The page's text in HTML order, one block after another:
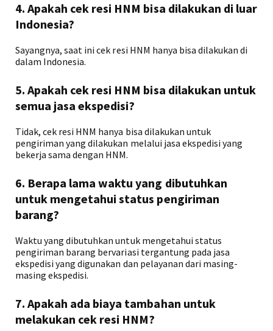
4. Apakah cek resi HNM bisa dilakukan di luar
Indonesia?
Sayangnya, saat ini cek resi HNM hanya bisa dilakukan di
dalam Indonesia.
5. Apakah cek resi HNM bisa dilakukan untuk
semua jasa ekspedisi?
Tidak, cek resi HNM hanya bisa dilakukan untuk
pengiriman yang dilakukan melalui jasa ekspedisi yang
bekerja sama dengan HNM.
6. Berapa lama waktu yang dibutuhkan
untuk mengetahui status pengiriman
barang?
Waktu yang dibutuhkan untuk mengetahui status
pengiriman barang bervariasi tergantung pada jasa
ekspedisi yang digunakan dan pelayanan dari masing-
masing ekspedisi.
7. Apakah ada biaya tambahan untuk
melakukan cek resi HNM?